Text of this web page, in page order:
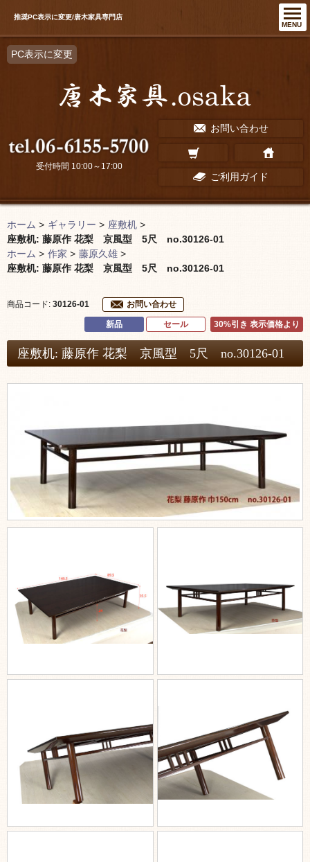
MENU
推奨PC表示に変更/唐木家具専門店
PC表示に変更
お問い合わせ
ご利用ガイド
受付時間 10:00～17:00
ホーム > ギャラリー > 座敷机 >
座敷机: 藤原作 花梨 京風型 5尺 no.30126-01
ホーム > 作家 > 藤原久雄 >
座敷机: 藤原作 花梨 京風型 5尺 no.30126-01
商品コード: 30126-01 お問い合わせ
新品 セール 30%引き 表示価格より
座敷机: 藤原作 花梨 京風型 5尺 no.30126-01